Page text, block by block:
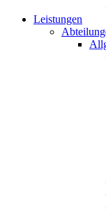
Leistungen